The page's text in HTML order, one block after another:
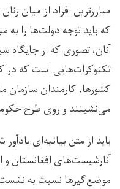
مبارزترین افراد از میان
که باید توجه دولت‌ها را
آنان، تصوری که از جایگاه
تکنوکرات‌هایی است که در
کشورها، کارمندان سازمان
می‌نشینند و روی طرح
باید از متن بیانیه‌ای